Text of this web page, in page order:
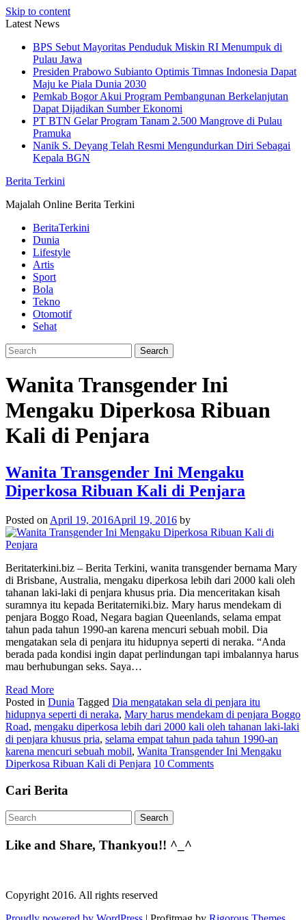
Skip to content
Latest News
BPS Sebut Mayoritas Penduduk Miskin RI Menumpuk di
Pulau Jawa
Presiden Prabowo Subianto Optimis Timnas Indonesia Dapat
Maju ke Piala Dunia 2030
Pemkab Bogor Akui Program Pembangunan Berkelanjutan
Dapat Dijadikan Sumber Ekonomi
PT BTN Gelar Program Tanam 2.500 Mangrove di Pulau
Pramuka
Nanik S. Deyang Telah Resmi Mengundurkan Diri Sebagai
Kepala BGN
Berita Terkini
Majalah Online Berita Terkini
BeritaTerkini
Dunia
Lifestyle
Artis
Sport
Bola
Tekno
Otomotif
Sehat
Wanita Transgender Ini
Mengaku Diperkosa Ribuan
Kali di Penjara
Wanita Transgender Ini Mengaku
Diperkosa Ribuan Kali di Penjara
Posted on April 19, 2016April 19, 2016 by
Beritaterkini.biz – Berita Terkini, wanita transgender bernama Mary
di Brisbane, Australia, mengaku diperkosa lebih dari 2000 kali oleh
tahanan laki-laki di penjara khusus pria. Dia menceritakan kisah
suramnya itu kepada Beritaterniki.biz. Mary harus mendekam di
penjara Boggo Road, Negara bagian Queenlands, selama empat
tahun pada tahun 1990-an karena mencuri sebuah mobil. Dia
mengatakan sela di penjara itu hidupnya seperti di neraka. “Anda
berada pada kondisi ingin dapat perlindungan tapi imbalannya harus
mau berhubungan seks. Saya…
Read More
Posted in Dunia Tagged Dia mengatakan sela di penjara itu
hidupnya seperti di neraka, Mary harus mendekam di penjara Boggo
Road, mengaku diperkosa lebih dari 2000 kali oleh tahanan laki-laki
di penjara khusus pria, selama empat tahun pada tahun 1990-an
karena mencuri sebuah mobil, Wanita Transgender Ini Mengaku
Diperkosa Ribuan Kali di Penjara 10 Comments
Cari Berita
Like and Share, Thankyou!! ^_^
Copyright 2016. All rights reserved